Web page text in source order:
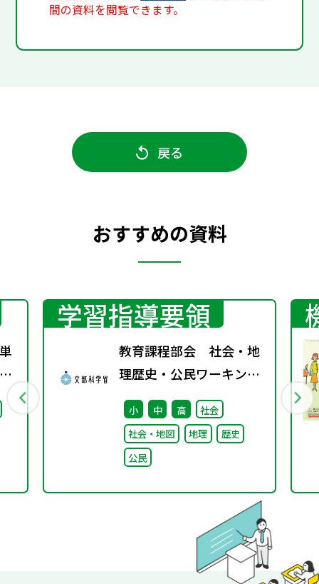
間の資料を閲覧できます。
戻る
おすすめの資料
学習指導要領
教育課程部会 社会・地
理歴史・公民ワーキング
（第7回） 配付資料
小 中 高
社会
社会・地図
地理
歴史
公民